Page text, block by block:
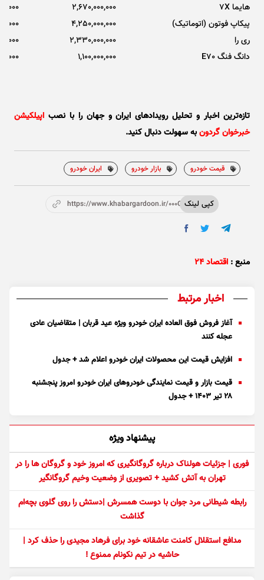
هایما 7X
2,670,000,000
پیکاپ فوتون (اتوماتیک)
4,250,000,000
ری را
2,330,000,000
دانگ فنگ E70
1,100,000,000
تازه‌ترین اخبار و تحلیل‌ رویدادهای ایران و جهان را با نصب اپیلکیشن
خبرخوان گردونبه سهولت دنبال کنید.
قیمت خودرو بازار خودرو ایران خودرو
کپی لینکhttps://www.khabargardoon.ir/000Oti
منبع : اقتصاد ۲۴
اخبار مرتبط
آغاز فروش فوق العاده ایران خودرو ویژه عید قربان | متقاضیان عادی
عجله کنند
افزایش قیمت این محصولات ایران خودرو اعلام شد + جدول
قیمت بازار و قیمت نمایندگی خودرو‌های ایران خودرو امروز پنجشنبه
۲۸ تیر ۱۴۰۳ + جدول
پیشنهاد ویژه
فوری | جزئیات هولناک درباره گروگانگیری که امروز خود و گروگان ها را در
تهران به آتش کشید + تصویری از وضعیت وخیم گروگانگیر
رابطه شیطانی مرد جوان با دوست همسرش |دستش را روی گلوی بچه‌ام
گذاشت
مدافع استقلال کامنت عاشقانه خود برای فرهاد مجیدی را حذف کرد |
حاشیه در تیم نکونام ممنوع !